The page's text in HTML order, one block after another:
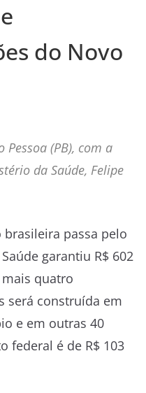
do Novo
(PB), com a
da Saúde, Felipe
brasileira passa pelo
garantiu R$ 602
quatro
será construída em
e em outras 40
federal é de R$ 103